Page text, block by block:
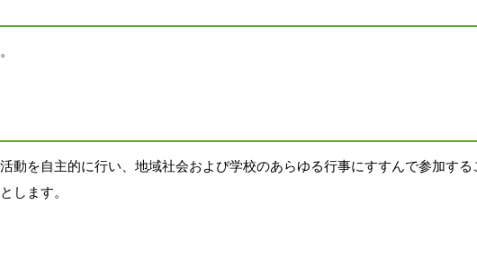
動を自主的に行い、地域社会および学校のあらゆる行事にすすんで参加する
します。